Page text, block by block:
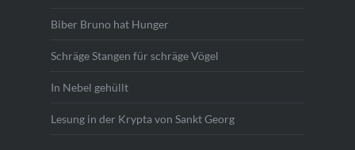
Biber Bruno hat Hunger
Schräge Stangen für schräge Vögel
In Nebel gehüllt
Lesung in der Krypta von Sankt Georg